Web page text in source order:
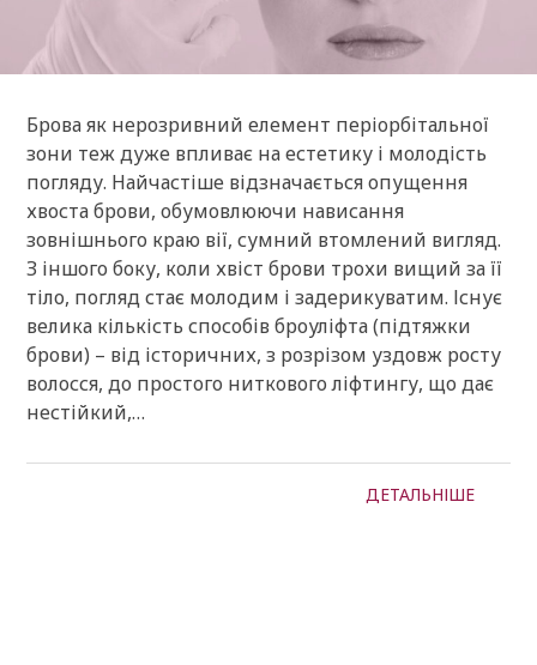
Брова як нерозривний елемент періорбітальної
зони теж дуже впливає на естетику і молодість
погляду. Найчастіше відзначається опущення
хвоста брови, обумовлюючи нависання
зовнішнього краю вії, сумний втомлений вигляд.
З іншого боку, коли хвіст брови трохи вищий за її
тіло, погляд стає молодим і задерикуватим. Існує
велика кількість способів броуліфта (підтяжки
брови) – від історичних, з розрізом уздовж росту
волосся, до простого ниткового ліфтингу, що дає
нестійкий,…
ДЕТАЛЬНІШЕ